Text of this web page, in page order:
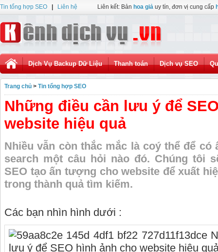
Tin tổng hợp SEO Liên hệ Liên kết: Bản hoa giả uy tín, đơn vị cung cấp
Dịch Vụ Backup Dữ Liệu Thanh toán Dịch vụ SEO
Trang chủ > Tin tổng hợp SEO
Những điều cần lưu ý để
website hiệu quả
Nhiều vẫn còn thắc mắc là coý thể để
search một câu hỏi nào đó. Chúng tôi
SEO tạo ấn tượng cho website để xuất
trong thành quả tìm kiếm.
Các bạn nhìn hình dưới :